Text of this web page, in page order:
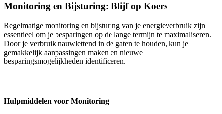
Monitoring en Bijsturing: Blijf op Koers
Regelmatige monitoring en bijsturing van je energieverbruik zijn
essentieel om je besparingen op de lange termijn te maximaliseren.
Door je verbruik nauwlettend in de gaten te houden, kun je
gemakkelijk aanpassingen maken en nieuwe
besparingsmogelijkheden identificeren.
Hulpmiddelen voor Monitoring